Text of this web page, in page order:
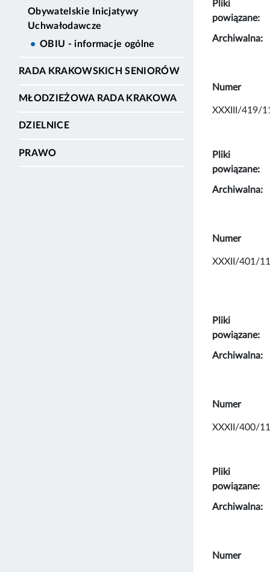
Obywatelskie Inicjatywy
Uchwałodawcze
OBIU - informacje ogólne
RADA KRAKOWSKICH SENIORÓW
MŁODZIEŻOWA RADA KRAKOWA
DZIELNICE
PRAWO
Pliki
powiązane:
Archiwalna:
Numer
XXXIII/419/
Pliki
powiązane:
Archiwalna:
Numer
XXXII/401/11
Pliki
powiązane:
Archiwalna:
Numer
XXXII/400/11
Pliki
powiązane:
Archiwalna:
Numer